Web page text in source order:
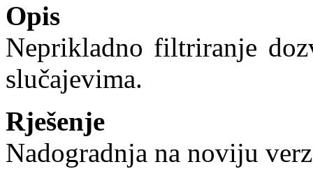
Opis
Neprikladno filtriranje
slučajevima.
Rješenje
Nadogradnja na noviju